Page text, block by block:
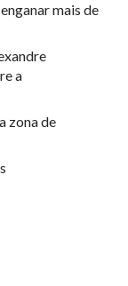
mais de
a
zona de